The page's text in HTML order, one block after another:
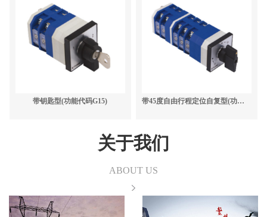
带钥匙型(功能代码G15) 带45度自由行程定位自复型(功能代码G14)
关于我们
ABOUT US